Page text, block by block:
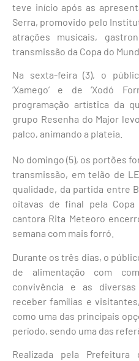
teve início após as
Serra, promovido pelo
atrações musicais,
transmissão da Copa do
Na sexta-feira (3), o
‘Xamego’ e de ‘Xodó
programação artística da
grupo Resenha do Major
palco, animando a plateia.
No domingo (5), os portões
transmissão, em telão de
qualidade, da partida entre
oitavas de final pela
cantora Rita Meteoro
semana com mais forró.
Durante os três dias, o
de alimentação com
convivência e as
receber famílias e
como uma das principais
período, sendo uma das
Realizada pela